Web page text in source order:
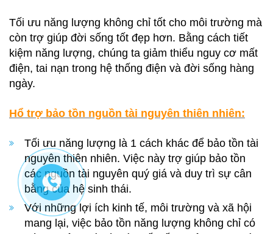
Tối ưu năng lượng không chỉ tốt cho môi trường mà
còn trợ giúp đời sống tốt đẹp hơn. Bằng cách tiết
kiệm năng lượng, chúng ta giảm thiểu nguy cơ mất
điện, tai nạn trong hệ thống điện và đời sống hàng
ngày.
Hổ trợ bảo tồn nguồn tài nguyên thiên nhiên:
Tối ưu năng lượng là 1 cách khác để bảo tồn tài
nguyên thiên nhiên. Việc này trợ giúp bảo tồn
các nguồn tài nguyên quý giá và duy trì sự cân
bằng của hệ sinh thái.
Với những lợi ích kinh tế, môi trường và xã hội
mang lại, việc bảo tồn năng lượng không chỉ có